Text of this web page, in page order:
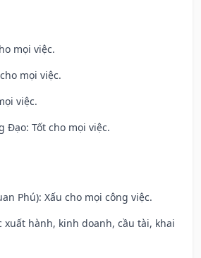
mọi việc.
mọi việc.
việc.
Đạo: Tốt cho mọi việc.
Phú): Xấu cho mọi công việc.
xuất hành, kinh doanh, cầu tài, khai